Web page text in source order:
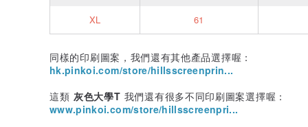
XL 61
同樣的印刷圖案，我們還有其他產品選擇喔：
hk.pinkoi.com/store/hillsscreenprin...
這類 灰色大學T 我們還有很多不同印刷圖案選擇喔：
www.pinkoi.com/store/hillsscreenpri...